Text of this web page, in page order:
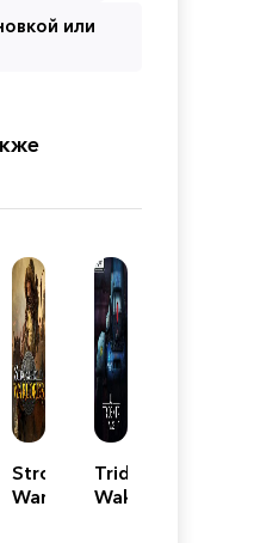
или
Stronghold:
Warlords
Trident's
Wake